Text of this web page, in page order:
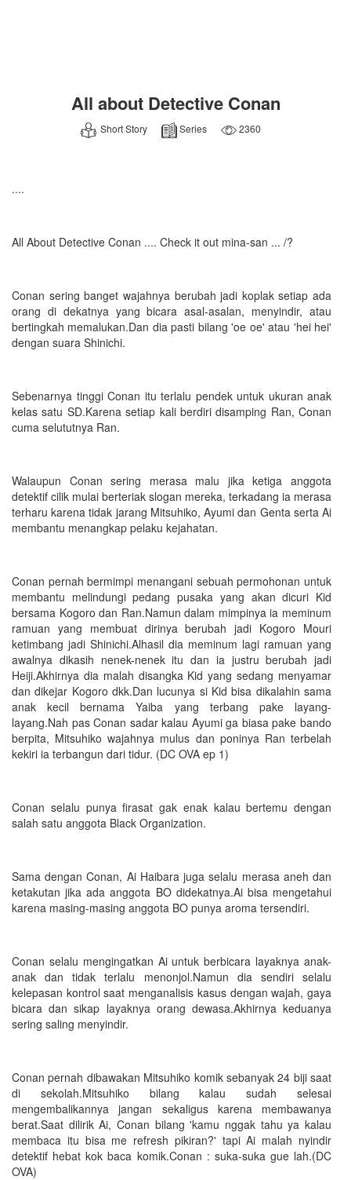
All about Detective Conan
Short Story Series 2360
....
All About Detective Conan .... Check it out mina-san ... /?
Conan sering banget wajahnya berubah jadi koplak setiap ada
orang di dekatnya yang bicara asal-asalan, menyindir, atau
bertingkah memalukan.Dan dia pasti bilang 'oe oe' atau 'hei hei'
dengan suara Shinichi.
Sebenarnya tinggi Conan itu terlalu pendek untuk ukuran anak
kelas satu SD.Karena setiap kali berdiri disamping Ran, Conan
cuma selututnya Ran.
Walaupun Conan sering merasa malu jika ketiga anggota
detektif cilik mulai berteriak slogan mereka, terkadang ia merasa
terharu karena tidak jarang Mitsuhiko, Ayumi dan Genta serta Ai
membantu menangkap pelaku kejahatan.
Conan pernah bermimpi menangani sebuah permohonan untuk
membantu melindungi pedang pusaka yang akan dicuri Kid
bersama Kogoro dan Ran.Namun dalam mimpinya ia meminum
ramuan yang membuat dirinya berubah jadi Kogoro Mouri
ketimbang jadi Shinichi.Alhasil dia meminum lagi ramuan yang
awalnya dikasih nenek-nenek itu dan ia justru berubah jadi
Heiji.Akhirnya dia malah disangka Kid yang sedang menyamar
dan dikejar Kogoro dkk.Dan lucunya si Kid bisa dikalahin sama
anak kecil bernama Yaiba yang terbang pake layang-
layang.Nah pas Conan sadar kalau Ayumi ga biasa pake bando
berpita, Mitsuhiko wajahnya mulus dan poninya Ran terbelah
kekiri ia terbangun dari tidur. (DC OVA ep 1)
Conan selalu punya firasat gak enak kalau bertemu dengan
salah satu anggota Black Organization.
Sama dengan Conan, Ai Haibara juga selalu merasa aneh dan
ketakutan jika ada anggota BO didekatnya.Ai bisa mengetahui
karena masing-masing anggota BO punya aroma tersendiri.
Conan selalu mengingatkan Ai untuk berbicara layaknya anak-
anak dan tidak terlalu menonjol.Namun dia sendiri selalu
kelepasan kontrol saat menganalisis kasus dengan wajah, gaya
bicara dan sikap layaknya orang dewasa.Akhirnya keduanya
sering saling menyindir.
Conan pernah dibawakan Mitsuhiko komik sebanyak 24 biji saat
di sekolah.Mitsuhiko bilang kalau sudah selesai
mengembalikannya jangan sekaligus karena membawanya
berat.Saat dilirik Ai, Conan bilang 'kamu nggak tahu ya kalau
membaca itu bisa me refresh pikiran?' tapi Ai malah nyindir
detektif hebat kok baca komik.Conan : suka-suka gue lah.(DC
OVA)